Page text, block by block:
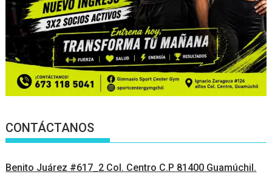
CONTÁCTANOS
Benito Juárez #617_2 Col. Centro C.P 81400 Guamúchil.